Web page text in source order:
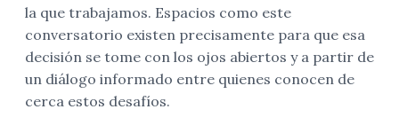
la que trabajamos. Espacios como este
conversatorio existen precisamente para que esa
decisión se tome con los ojos abiertos y a partir de
un diálogo informado entre quienes conocen de
cerca estos desafíos.